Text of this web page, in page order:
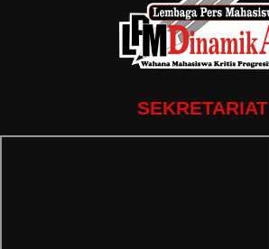
SEKRETARIAT